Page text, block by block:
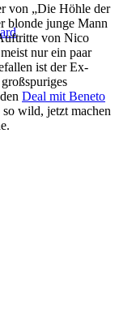
von „Die Höhle der
blonde junge Mann
von Nico
nur ein paar
ist der Ex-
Deal mit Beneto
wild, jetzt machen